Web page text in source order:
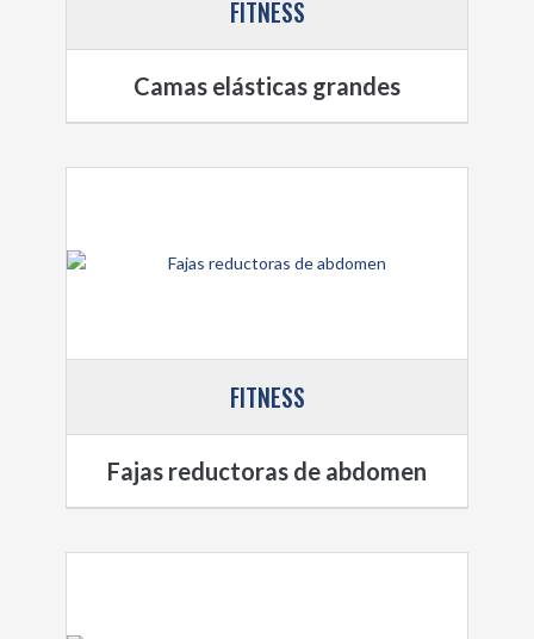
FITNESS
Camas elásticas grandes
FITNESS
Fajas reductoras de abdomen